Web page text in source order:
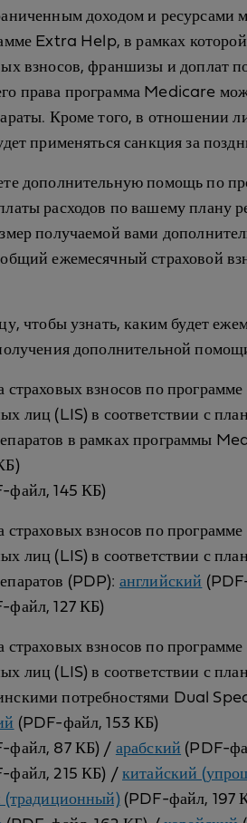
доходом и ресурсами
Extra Help, в рамках
взносов, франшизы и доплат
права программа Medicare
Кроме того, в отношении
применяться санкция за
дополнительную помощь по
расходов по вашему плану
получаемой вами
ежемесячный страховой
чтобы узнать, каким будет
дополнительной
страховых взносов по
лиц (LIS) в соответствии с
в рамках программы
файл, 145 КБ)
страховых взносов по
лиц (LIS) в соответствии с
(PDP): английский
файл, 127 КБ)
страховых взносов по
лиц (LIS) в соответствии с
потребностями Dual
(PDF-файл, 153 КБ)
файл, 87 КБ) / арабский (PDF-
файл, 215 КБ) / китайский
(традиционный)(PDF-файл, 197